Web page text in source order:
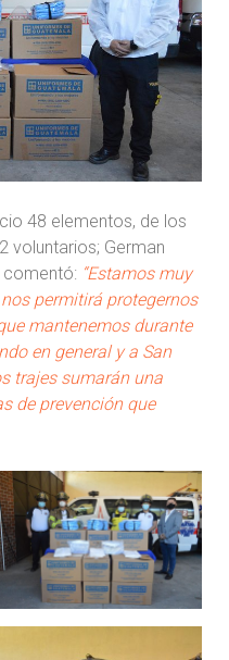
48 elementos, de los
voluntarios; German
comentó: “Estamos muy
permitirá protegernos
mantenemos durante
en general y a San
trajes sumarán una
de prevención que